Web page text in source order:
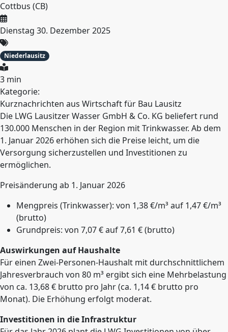
Cottbus (CB)
Dienstag 30. Dezember 2025
Niederlausitz
3 min
Kategorie:
Kurznachrichten aus Wirtschaft für Bau Lausitz
Die LWG Lausitzer Wasser GmbH & Co. KG beliefert rund
130.000 Menschen in der Region mit Trinkwasser. Ab dem
1. Januar 2026 erhöhen sich die Preise leicht, um die
Versorgung sicherzustellen und Investitionen zu
ermöglichen.
Preisänderung ab 1. Januar 2026
Mengpreis (Trinkwasser): von 1,38 €/m³ auf 1,47 €/m³
(brutto)
Grundpreis: von 7,07 € auf 7,61 € (brutto)
Auswirkungen auf Haushalte
Für einen Zwei-Personen-Haushalt mit durchschnittlichem
Jahresverbrauch von 80 m³ ergibt sich eine Mehrbelastung
von ca. 13,68 € brutto pro Jahr (ca. 1,14 € brutto pro
Monat). Die Erhöhung erfolgt moderat.
Investitionen in die Infrastruktur